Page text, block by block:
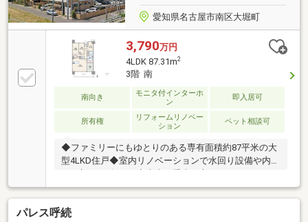
愛知県名古屋市南区大堀町
3,790万円
4LDK 87.31m2
3階 南
南向き
モニタ付インターホ
ン
即入居可
所有権
リフォームリノベー
ション
ペット相談可
◆ファミリーにもゆとりのある専有面積約87平米の大
型4LKD住戸◆室内リノベーションで水回り設備や内装
を一新(2026年6月)◆大事な愛車を守るシャッターゲー
ト付き駐車場◆2面からの採光・通風が心地よい約16
帖のLDK◆対面式キッチンでリビングを見渡しながら
お料理が可能◆ライフスタイルに合わせて多用途に使
パレス呼続